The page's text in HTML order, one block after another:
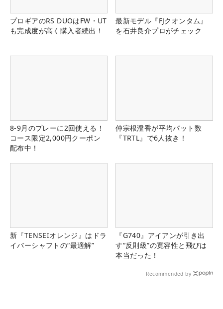
プロギアのRS DUOはFW・UT
も完成度が高く購入者続出！
最新モデル『FJクオンタム』
を石井良介プロがチェック
8-9月のプレーに2回使える！
コース限定2,000円クーポン
配布中！
仲宗根澄香が平均パット数
『TRTL』で6人抜き！
新『TENSEIオレンジ』はドラ
イバーシャフトの“最適解”
『G740』アイアンが引き出
す“反則級”の寛容性と飛びは
本当だった！
Recommended by